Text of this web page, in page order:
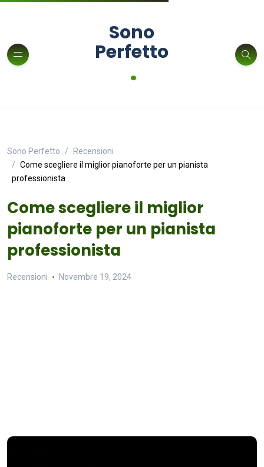
Sono
Perfetto
.
Sono Perfetto
Recensioni
Come scegliere il miglior pianoforte per un pianista
professionista
Come scegliere il miglior
pianoforte per un pianista
professionista
Recensioni Novembre 19, 2024